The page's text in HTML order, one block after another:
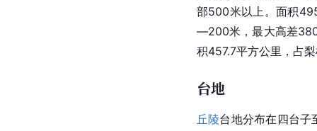
部500米以上。面积
—200米，最大高差
积457.7平方公里，占
台地
丘陵台地分布在四台